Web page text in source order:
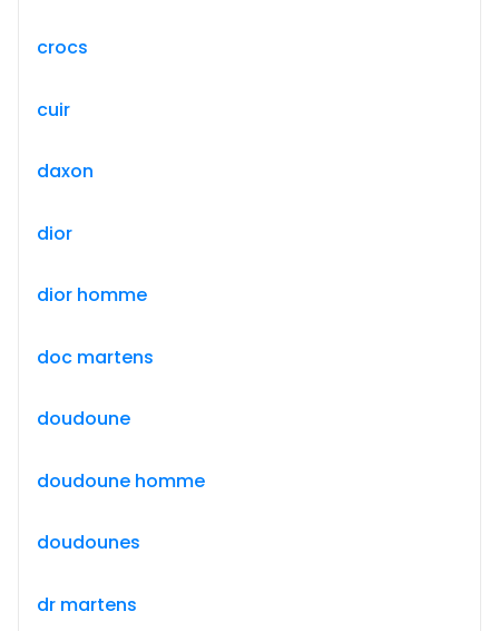
crocs
cuir
daxon
dior
dior homme
doc martens
doudoune
doudoune homme
doudounes
dr martens